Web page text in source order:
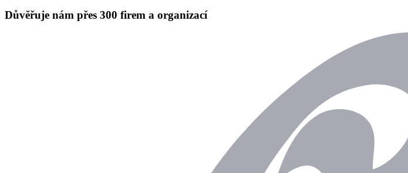
Důvěřuje nám přes 300 firem a organizací